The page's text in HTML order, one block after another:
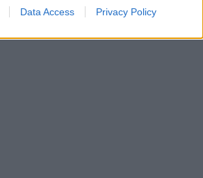
Data Access Privacy Policy